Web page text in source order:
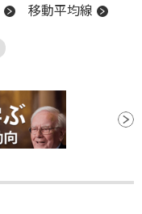
移動平均線